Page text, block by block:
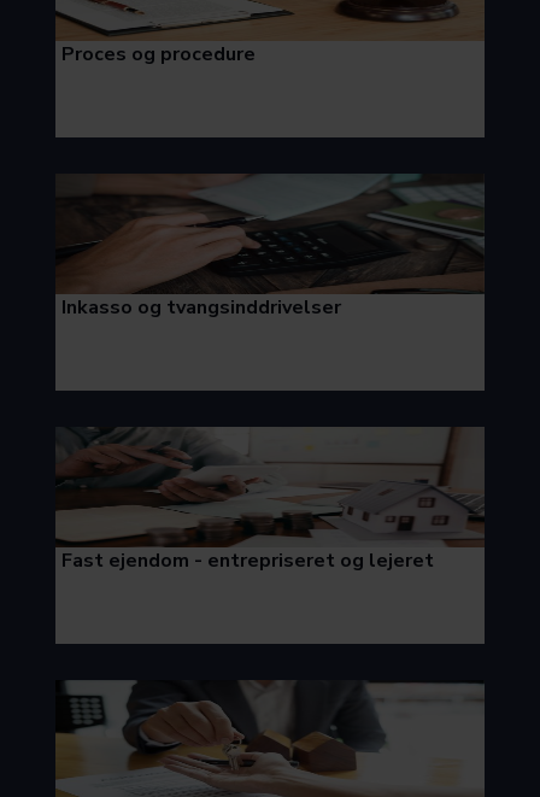
Proces og procedure
Inkasso og tvangsinddrivelser
Fast ejendom - entrepriseret og lejeret